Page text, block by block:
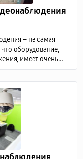
– не самая
что оборудование,
имеет очень
способны